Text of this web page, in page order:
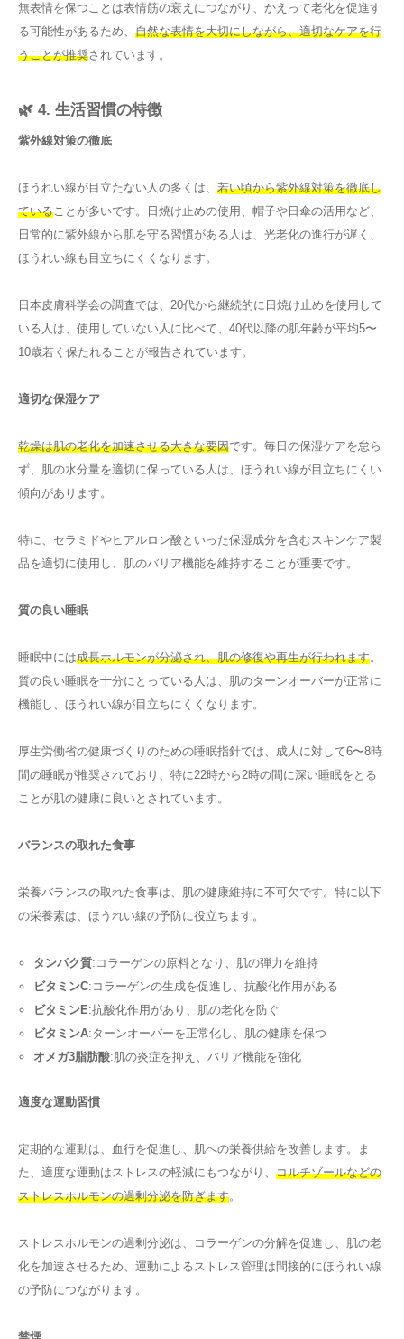
無表情を保つことは表情筋の衰えにつながり、かえって老化を促進す
る可能性があるため、 自然な表情を大切にしながら、適切なケアを行
うことが推奨されています。
🌿 4. 生活習慣の特徴
紫外線対策の徹底
ほうれい線が目立たない人の多くは、 若い頃から紫外線対策を徹底し
ていることが多いです。日焼け止めの使用、帽子や日傘の活用など、
日常的に紫外線から肌を守る習慣がある人は、光老化の進行が遅く、
ほうれい線も目立ちにくくなります。
日本皮膚科学会の調査では、20代から継続的に日焼け止めを使用して
いる人は、使用していない人に比べて、40代以降の肌年齢が平均5〜
10歳若く保たれることが報告されています。
適切な保湿ケア
乾燥は肌の老化を加速させる大きな要因です。毎日の保湿ケアを怠ら
ず、肌の水分量を適切に保っている人は、ほうれい線が目立ちにくい
傾向があります。
特に、セラミドやヒアルロン酸といった保湿成分を含むスキンケア製
品を適切に使用し、肌のバリア機能を維持することが重要です。
質の良い睡眠
睡眠中には成長ホルモンが分泌され、肌の修復や再生が行われます。
質の良い睡眠を十分にとっている人は、肌のターンオーバーが正常に
機能し、ほうれい線が目立ちにくくなります。
厚生労働省の健康づくりのための睡眠指針では、成人に対して6〜8時
間の睡眠が推奨されており、特に22時から2時の間に深い睡眠をとる
ことが肌の健康に良いとされています。
バランスの取れた食事
栄養バランスの取れた食事は、肌の健康維持に不可欠です。特に以下
の栄養素は、ほうれい線の予防に役立ちます。
タンパク質:コラーゲンの原料となり、肌の弾力を維持
ビタミンC:コラーゲンの生成を促進し、抗酸化作用がある
ビタミンE:抗酸化作用があり、肌の老化を防ぐ
ビタミンA:ターンオーバーを正常化し、肌の健康を保つ
オメガ3脂肪酸:肌の炎症を抑え、バリア機能を強化
適度な運動習慣
定期的な運動は、血行を促進し、肌への栄養供給を改善します。ま
た、適度な運動はストレスの軽減にもつながり、 コルチゾールなどの
ストレスホルモンの過剰分泌を防ぎます。
ストレスホルモンの過剰分泌は、コラーゲンの分解を促進し、肌の老
化を加速させるため、運動によるストレス管理は間接的にほうれい線
の予防につながります。